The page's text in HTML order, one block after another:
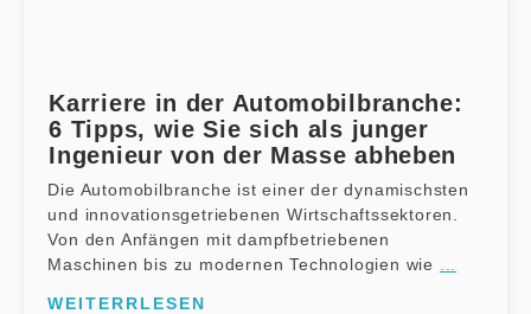
Karriere in der Automobilbranche:
6 Tipps, wie Sie sich als junger
Ingenieur von der Masse abheben
Die Automobilbranche ist einer der dynamischsten
und innovationsgetriebenen Wirtschaftssektoren.
Von den Anfängen mit dampfbetriebenen
Maschinen bis zu modernen Technologien wie
WEITERRLESEN